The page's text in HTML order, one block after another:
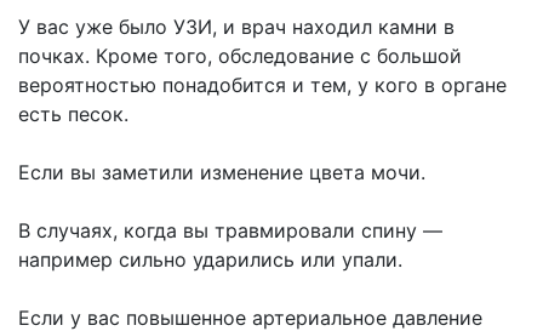
У вас уже было УЗИ, и врач находил камни в
почках. Кроме того, обследование с большой
вероятностью понадобится и тем, у кого в органе
есть песок.
Если вы заметили изменение цвета мочи.
В случаях, когда вы травмировали спину —
например сильно ударились или упали.
Если у вас повышенное артериальное давление